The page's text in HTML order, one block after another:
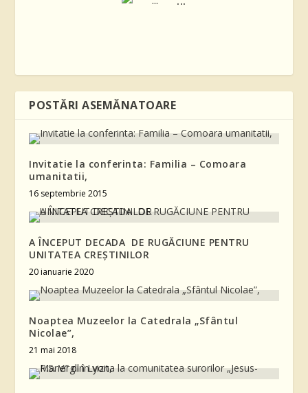
POSTĂRI ASEMĂNATOARE
Invitatie la conferinta: Familia – Comoara
umanitatii,
16 septembrie 2015
A ÎNCEPUT DECADA DE RUGĂCIUNE PENTRU
UNITATEA CREŞTINILOR
20 ianuarie 2020
Noaptea Muzeelor la Catedrala „Sfântul
Nicolae”,
21 mai 2018